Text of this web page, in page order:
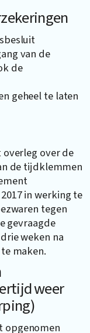
van de
de
geheel te laten
overleg over de
de tijdklemmen
in werking te
tegen
gevraagde
weken na
maken.
weer
opgenomen